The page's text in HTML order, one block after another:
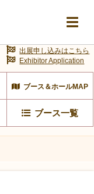
ブース＆ホールMAP
ブース一覧
出展申し込みはこちら
Exhibitor Application